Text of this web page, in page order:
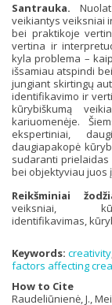
Santrauka.
veikiantys veiksniai
bei praktikoje
vertina ir
kyla problema –
išsamiau atspindi
jungiant skirtingų
identifikavimo ir
kūrybiškumą
kariuomenėje.
ekspertiniai,
daugiapakopė
sudaranti
bei objektyviau juos
Reikšminiai
veiksniai,
identifikavimas,
Keywords: creativity
factors affecting
How to Cite
Raudeliūnienė, J.,